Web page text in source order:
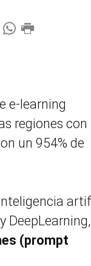
e-learning
regiones con
un 954% de
(prompt